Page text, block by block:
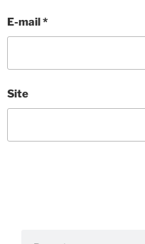
E-mail*
Site